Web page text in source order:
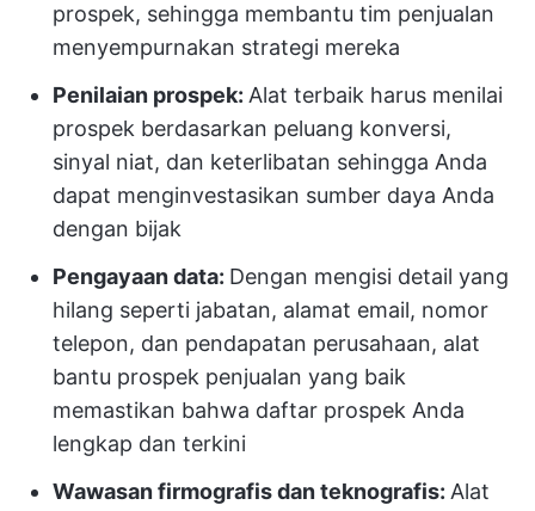
prospek, sehingga membantu tim penjualan
menyempurnakan strategi mereka
Penilaian prospek: Alat terbaik harus menilai
prospek berdasarkan peluang konversi,
sinyal niat, dan keterlibatan sehingga Anda
dapat menginvestasikan sumber daya Anda
dengan bijak
Pengayaan data: Dengan mengisi detail yang
hilang seperti jabatan, alamat email, nomor
telepon, dan pendapatan perusahaan, alat
bantu prospek penjualan yang baik
memastikan bahwa daftar prospek Anda
lengkap dan terkini
Wawasan firmografis dan teknografis: Alat